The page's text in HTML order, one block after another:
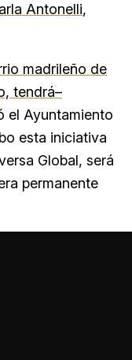
Antonelli,
madrileño de
tendrá–
el Ayuntamiento
esta iniciativa
Global, será
permanente